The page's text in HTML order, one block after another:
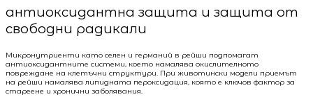
антиоксидантна защита и защита от
свободни радикали
Микронутриенти като селен и германий в рейши подпомагат
антиоксидантните системи, което намалява окислителното
повреждане на клетъчни структури. При животински модели приемът
на рейши намалява липидната пероксидация, която е ключов фактор за
стареене и хронични заболявания.